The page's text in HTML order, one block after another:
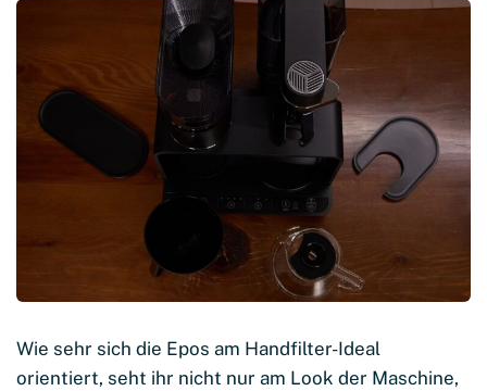
Wie sehr sich die Epos am Handfilter-Ideal
orientiert, seht ihr nicht nur am Look der Maschine,